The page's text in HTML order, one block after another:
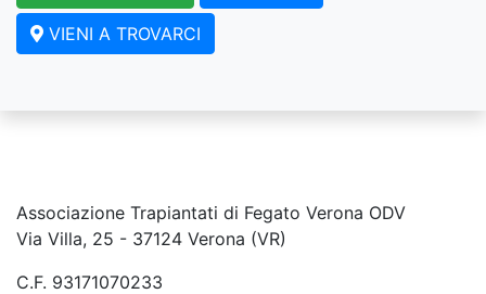
VIENI A TROVARCI
Associazione Trapiantati di Fegato Verona ODV
Via Villa, 25 - 37124 Verona (VR)
C.F. 93171070233